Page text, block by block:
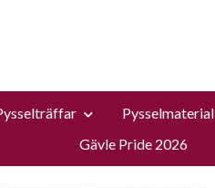
Pysselmaterial
Gävle Pride 2026